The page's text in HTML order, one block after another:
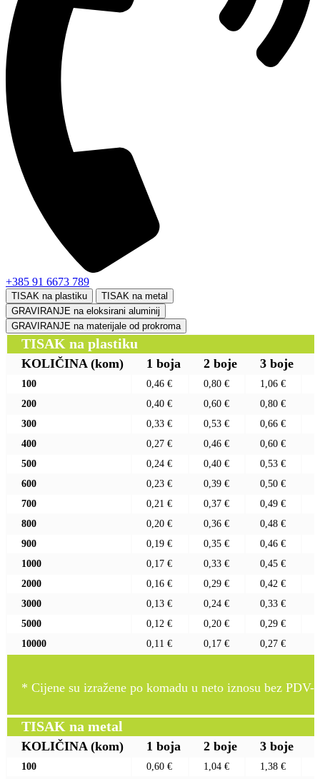
+385 91 6673 789
TISAK na plastiku
TISAK na metal
GRAVIRANJE na eloksirani aluminij
GRAVIRANJE na materijale od prokroma
TISAK na plastiku
KOLIČINA (kom) 1 boja 2 boje 3 boje
100 0,46 € 0,80 € 1,06 €
200
0,40 € 0,60 € 0,80 €
300
0,33 € 0,53 € 0,66 €
400
0,27 € 0,46 € 0,60 €
500
0,24 € 0,40 € 0,53 €
600
0,23 € 0,39 € 0,50 €
700
0,21 € 0,37 € 0,49 €
800
0,20 € 0,36 € 0,48 €
900
0,19 € 0,35 € 0,46 €
1000
0,17 € 0,33 € 0,45 €
2000
0,16 € 0,29 € 0,42 €
3000
0,13 € 0,24 € 0,33 €
5000
0,12 € 0,20 € 0,29 €
10000
0,11 € 0,17 € 0,27 €
* Cijene su izražene po komadu u neto iznosu bez PDV-
TISAK na metal
KOLIČINA (kom) 1 boja 2 boje 3 boje
100 0,60 € 1,04 € 1,38 €